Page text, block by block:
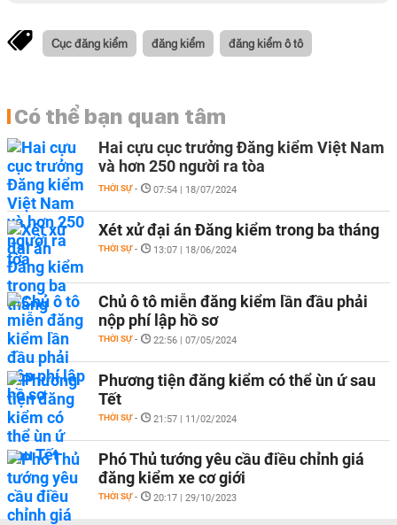
Cục đăng kiểm đăng kiểm đăng kiểm ô tô
Có thể bạn quan tâm
Hai cựu cục trưởng Đăng kiểm Việt Nam
và hơn 250 người ra tòa
THỜI SỰ - 07:54 | 18/07/2024
Xét xử đại án Đăng kiểm trong ba tháng
THỜI SỰ - 13:07 | 18/06/2024
Chủ ô tô miễn đăng kiểm lần đầu phải
nộp phí lập hồ sơ
THỜI SỰ - 22:56 | 07/05/2024
Phương tiện đăng kiểm có thể ùn ứ sau
Tết
THỜI SỰ - 21:57 | 11/02/2024
Phó Thủ tướng yêu cầu điều chỉnh giá
đăng kiểm xe cơ giới
THỜI SỰ - 20:17 | 29/10/2023